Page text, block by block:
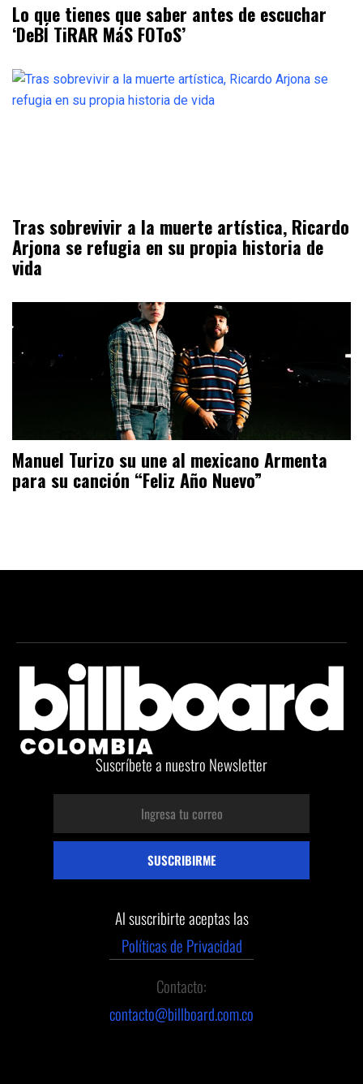
Lo que tienes que saber antes de escuchar
‘DeBÍ TiRAR MáS FOToS’
Tras sobrevivir a la muerte artística, Ricardo
Arjona se refugia en su propia historia de
vida
Manuel Turizo su une al mexicano Armenta
para su canción “Feliz Año Nuevo”
Suscríbete a nuestro Newsletter
Al suscribirte aceptas las
Políticas de Privacidad
Contacto:
contacto@billboard.com.co